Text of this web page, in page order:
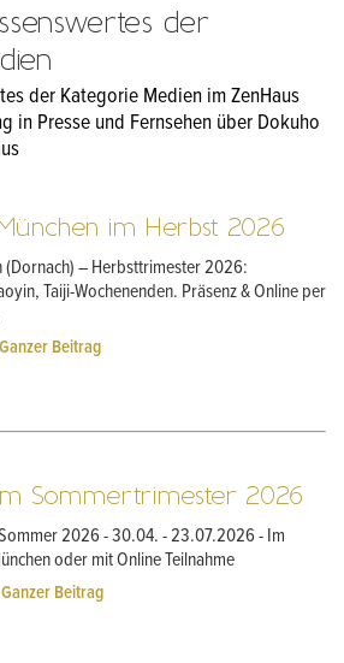
der
der Kategorie Medien im ZenHaus
in Presse und Fernsehen über Dokuho
im Herbst 2026
(Dornach) – Herbsttrimester 2026:
Taiji-Wochenenden. Präsenz & Online per
Beitrag
Sommertrimester 2026
2026 - 30.04. - 23.07.2026 - Im
oder mit Online Teilnahme
Beitrag